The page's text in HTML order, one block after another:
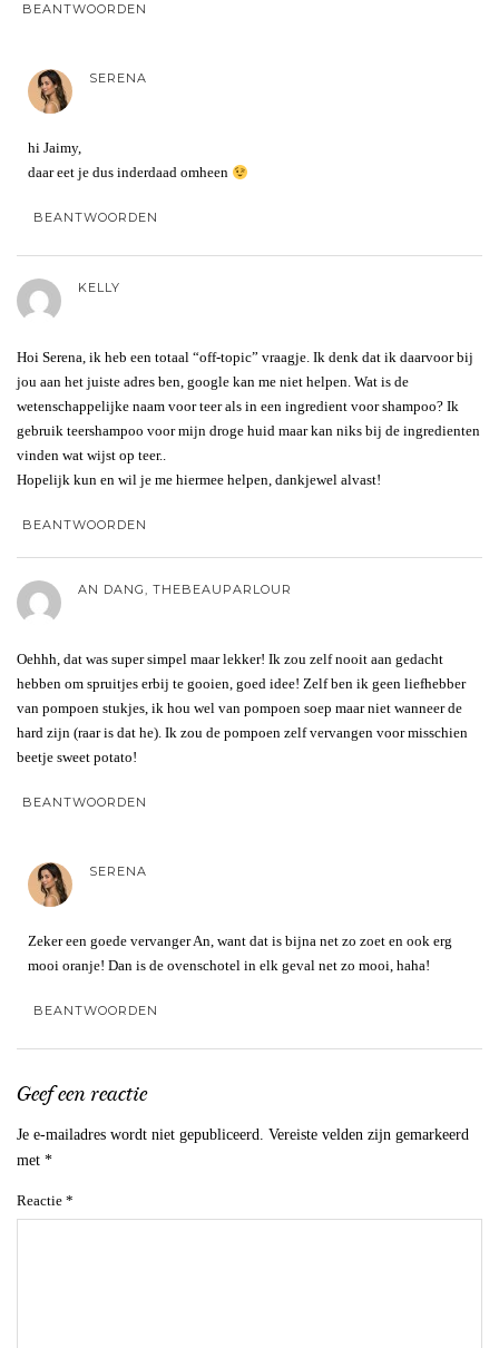
BEANTWOORDEN
SERENA
hi Jaimy,
daar eet je dus inderdaad omheen
BEANTWOORDEN
KELLY
Hoi Serena, ik heb een totaal “off-topic” vraagje. Ik denk dat ik daarvoor bij
jou aan het juiste adres ben, google kan me niet helpen. Wat is de
wetenschappelijke naam voor teer als in een ingredient voor shampoo? Ik
gebruik teershampoo voor mijn droge huid maar kan niks bij de ingredienten
vinden wat wijst op teer..
Hopelijk kun en wil je me hiermee helpen, dankjewel alvast!
BEANTWOORDEN
AN DANG, THEBEAUPARLOUR
Oehhh, dat was super simpel maar lekker! Ik zou zelf nooit aan gedacht
hebben om spruitjes erbij te gooien, goed idee! Zelf ben ik geen liefhebber
van pompoen stukjes, ik hou wel van pompoen soep maar niet wanneer de
hard zijn (raar is dat he). Ik zou de pompoen zelf vervangen voor misschien
beetje sweet potato!
BEANTWOORDEN
SERENA
Zeker een goede vervanger An, want dat is bijna net zo zoet en ook erg
mooi oranje! Dan is de ovenschotel in elk geval net zo mooi, haha!
BEANTWOORDEN
Geef een reactie
Je e-mailadres wordt niet gepubliceerd. Vereiste velden zijn gemarkeerd
met *
Reactie *